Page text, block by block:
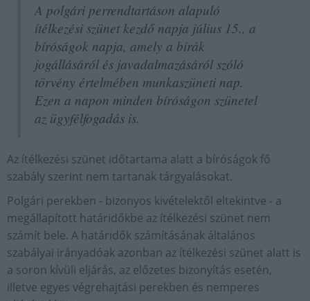
A polgári perrendtartáson alapuló
ítélkezési szünet kezdő napja július 15., a
bíróságok napja, amely a bírák
jogállásáról és javadalmazásáról szóló
törvény értelmében munkaszüneti nap.
Ezen a napon minden bíróságon szünetel
az ügyfélfogadás is.
Az ítélkezési szünet időtartama alatt a bíróságok fő
szabály szerint nem tartanak tárgyalásokat.
Polgári perekben - bizonyos kivételektől eltekintve - a
megállapított határidőkbe az ítélkezési szünet nem
számít bele. A határidők számításának általános
szabályai irányadóak azonban az ítélkezési szünet alatt is
a soron kívüli eljárás, az előzetes bizonyítás esetén,
illetve egyes végrehajtási perekben és nemperes